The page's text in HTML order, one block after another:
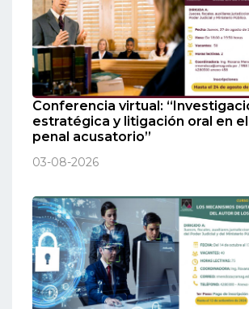
Conferencia virtual:
estratégica y litigación oral en
penal acusatorio”
03-08-2026